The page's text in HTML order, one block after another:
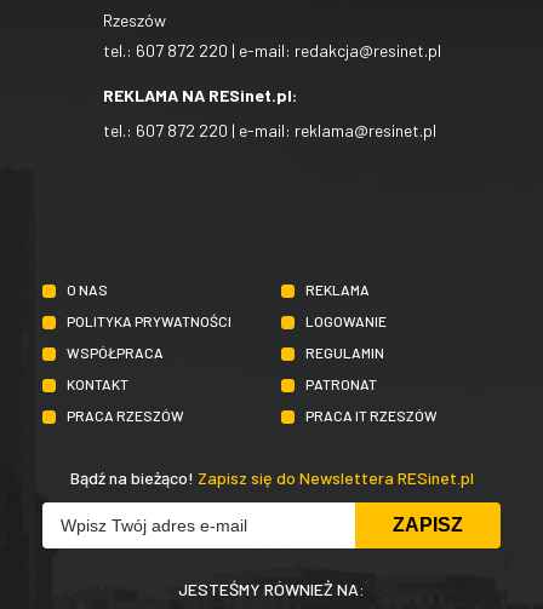
Rzeszów
tel.: 607 872 220 | e-mail: redakcja@resinet.pl
REKLAMA NA RESinet.pl:
tel.: 607 872 220 | e-mail: reklama@resinet.pl
O NAS
REKLAMA
POLITYKA PRYWATNOŚCI
LOGOWANIE
WSPÓŁPRACA
REGULAMIN
KONTAKT
PATRONAT
PRACA RZESZÓW
PRACA IT RZESZÓW
Bądź na bieżąco! Zapisz się do Newslettera RESinet.pl
JESTEŚMY RÓWNIEŻ NA: